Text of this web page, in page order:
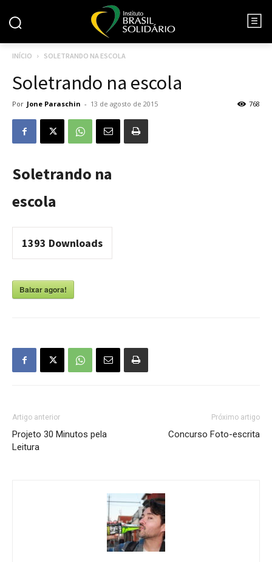
INÍCIO SOLETRANDO NA ESCOLA
Soletrando na escola
Por Jone Paraschin - 13 de agosto de 2015 768
Soletrando na
escola
1393 Downloads
Baixar agora!
Artigo anterior
Projeto 30 Minutos pela
Leitura
Próximo artigo
Concurso Foto-escrita